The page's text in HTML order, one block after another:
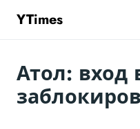
YTimes
Атол: